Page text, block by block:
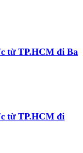
từ TP.HCM đi Ba
từ TP.HCM đi